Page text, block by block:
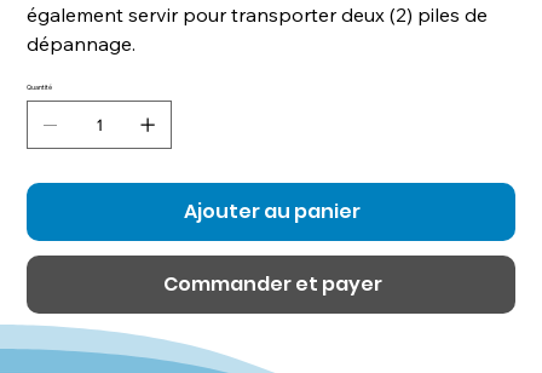
également servir pour transporter deux (2) piles de
dépannage.
Quantité
Ajouter au panier
Commander et payer